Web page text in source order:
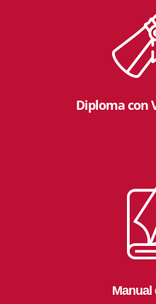
Diploma con
Manual